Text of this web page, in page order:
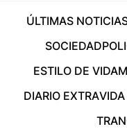
ÚLTIMAS
SOCIEDAD
ESTILO DE VIDA
DIARIO EXTRA